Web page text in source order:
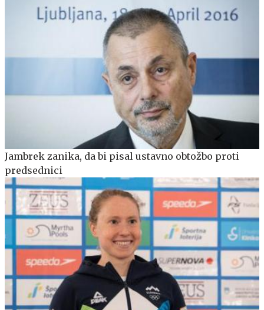
Jambrek zanika, da bi pisal ustavno obtožbo proti
predsednici